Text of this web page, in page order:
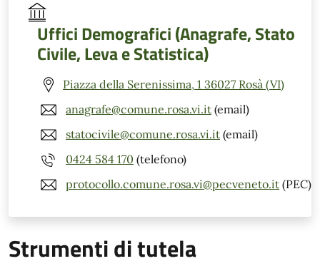
Uffici Demografici (Anagrafe, Stato
Civile, Leva e Statistica)
Piazza della Serenissima, 1 36027 Rosà (VI)
anagrafe@comune.rosa.vi.it (email)
statocivile@comune.rosa.vi.it (email)
0424 584 170 (telefono)
protocollo.comune.rosa.vi@pecveneto.it (PEC)
Strumenti di tutela